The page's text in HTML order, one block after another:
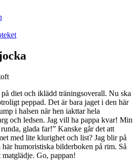
diet och iklädd träningsoverall. Nu ska
peppad. Det är bara jaget i den här
i halsen när hen iakttar hela
och ledsen. Jag vill ha pappa kvar! Min
glada far!” Kanske går det att
med lite klurighet och list? Jag blir på
humoristiska bilderboken på rim. Så
Go, pappan!